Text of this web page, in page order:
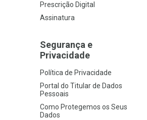
Prescrição Digital
Assinatura
Segurança e
Privacidade
Política de Privacidade
Portal do Titular de Dados
Pessoais
Como Protegemos os Seus
Dados